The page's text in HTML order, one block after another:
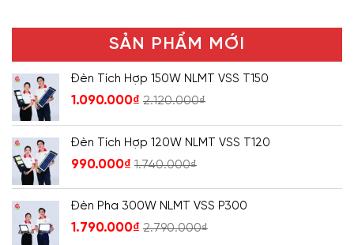
SẢN PHẨM MỚI
Đèn Tích Hợp 150W NLMT VSS T150
1.090.000₫ 2.120.000₫
Đèn Tích Hợp 120W NLMT VSS T120
990.000₫ 1.740.000₫
Đèn Pha 300W NLMT VSS P300
1.790.000₫ 2.790.000₫